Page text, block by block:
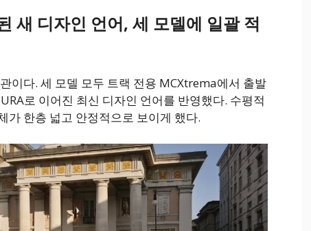
새 디자인 언어, 세 모델에 일괄 적
이다. 세 모델 모두 트랙 전용 MCXtrema에서 출발
로 이어진 최신 디자인 언어를 반영했다. 수평적
가 한층 넓고 안정적으로 보이게 했다.